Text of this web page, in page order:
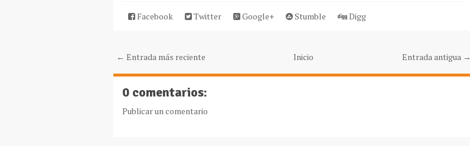
Facebook Twitter Google+ Stumble Digg
← Entrada más reciente Entrada antigua →
Inicio
0 comentarios:
Publicar un comentario